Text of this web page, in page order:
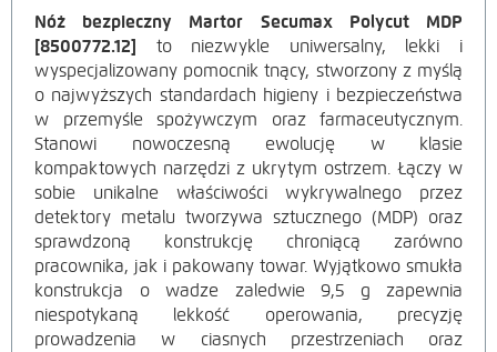
OPIS
PRODUKTU
Nóż bezpieczny Martor Secumax Polycut MDP
[8500772.12] to niezwykle uniwersalny, lekki i
wyspecjalizowany pomocnik tnący, stworzony z myślą
o najwyższych standardach higieny i bezpieczeństwa
w przemyśle spożywczym oraz farmaceutycznym.
Stanowi nowoczesną ewolucję w klasie
kompaktowych narzędzi z ukrytym ostrzem. Łączy w
sobie unikalne właściwości wykrywalnego przez
detektory metalu tworzywa sztucznego (MDP) oraz
sprawdzoną konstrukcję chroniącą zarówno
pracownika, jak i pakowany towar. Wyjątkowo smukła
konstrukcja o wadze zaledwie 9,5 g zapewnia
niespotykaną lekkość operowania, precyzję
prowadzenia w ciasnych przestrzeniach oraz